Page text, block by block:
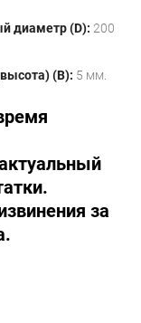
диаметр (D): 200
(B): 5 мм.
за